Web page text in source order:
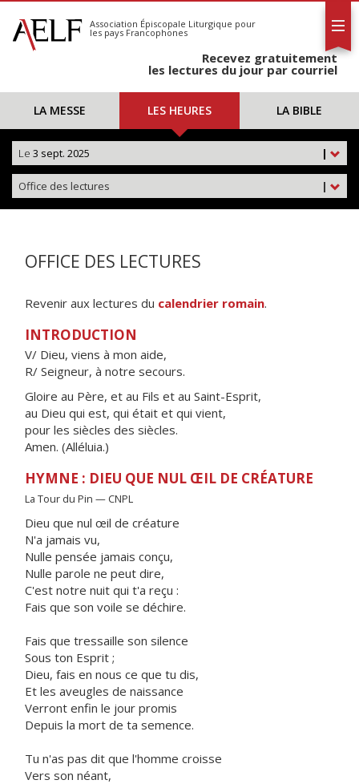
S'abonner
Calendrier
Association Épiscopale Liturgique pour
les pays Francophones
Recevez gratuitement
les lectures du jour par courriel
LA MESSE LES HEURES LA BIBLE
|
Le 3 sept. 2025
|
Office des lectures
OFFICE DES LECTURES
Revenir aux lectures du calendrier romain.
INTRODUCTION
V/ Dieu, viens à mon aide,
R/ Seigneur, à notre secours.
Gloire au Père, et au Fils et au Saint-Esprit,
au Dieu qui est, qui était et qui vient,
pour les siècles des siècles.
Amen. (Alléluia.)
HYMNE : DIEU QUE NUL ŒIL DE CRÉATURE
La Tour du Pin — CNPL
Dieu que nul œil de créature
N'a jamais vu,
Nulle pensée jamais conçu,
Nulle parole ne peut dire,
C'est notre nuit qui t'a reçu :
Fais que son voile se déchire.
Fais que tressaille son silence
Sous ton Esprit ;
Dieu, fais en nous ce que tu dis,
Et les aveugles de naissance
Verront enfin le jour promis
Depuis la mort de ta semence.
Tu n'as pas dit que l'homme croisse
Vers son néant,